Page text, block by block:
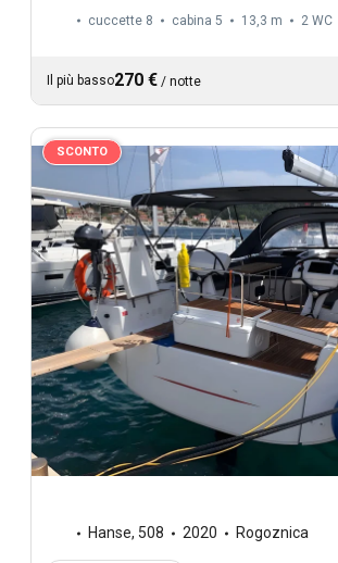
cuccette 8 cabina 5 13,3 m 2 WC
Il più basso270 € / notte
SCONTO
Hanse, 508 2020 Rogoznica